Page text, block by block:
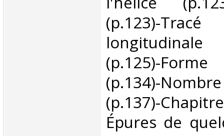
(p.123)-Tracé
(p.125)-
(p.134)-
(p.137)-
Épures de